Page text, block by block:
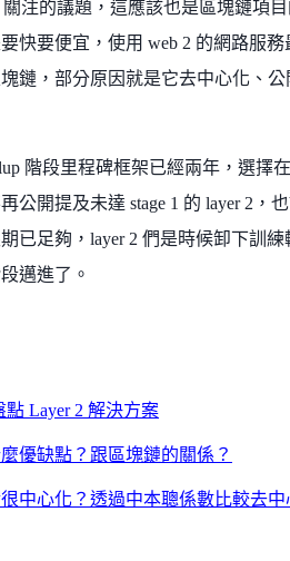
注的議題，這應該也是區塊鏈項
快要便宜，使用 web 2 的網路服務
鏈，部分原因就是它去中心化、公
階段里程碑框架已經兩年，選擇
公開提及未達 stage 1 的 layer 2，
已足夠，layer 2 們是時候卸下訓練
邁進了。
Layer 2 解決方案
優缺點？跟區塊鏈的關係？
中心化？透過中本聰係數比較去中